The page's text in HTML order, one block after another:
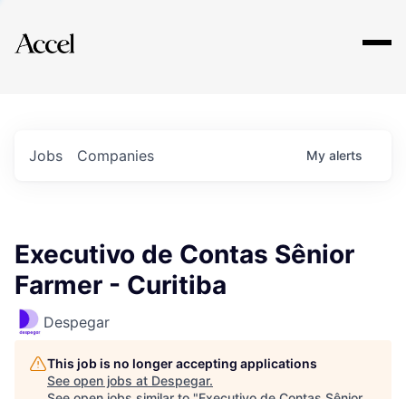
Explore
Jobs Companies My alerts
Executivo de Contas Sênior
Farmer - Curitiba
Despegar
This job is no longer accepting applications
See open jobs at Despegar.